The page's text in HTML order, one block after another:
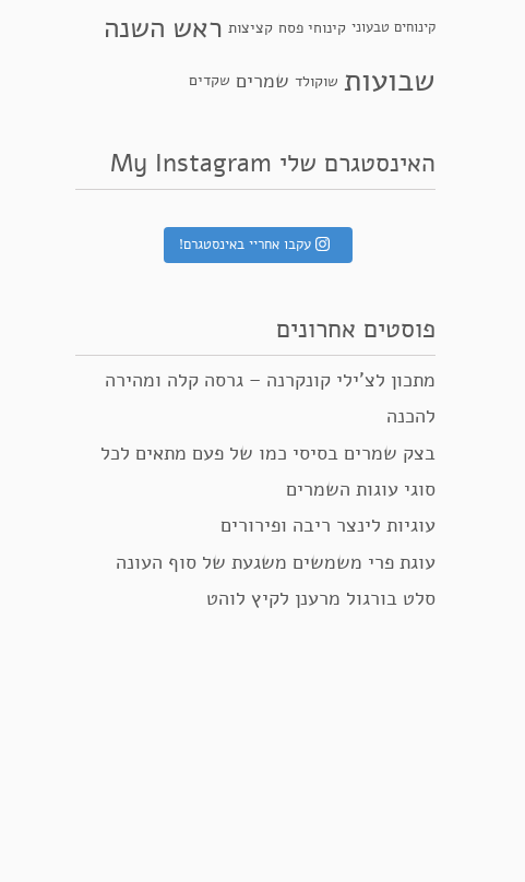
קינוחים טבעוני קינוחי פסח קציצות ראש השנה
שבועות שוקולד שמרים שקדים
האינסטגרם שלי My Instagram
עקבו אחריי באינסטגרם!
פוסטים אחרונים
מתכון לצ’ילי קונקרנה – גרסה קלה ומהירה
להכנה
בצק שמרים בסיסי כמו של פעם מתאים לכל
סוגי עוגות השמרים
עוגיות לינצר ריבה ופירורים
עוגת פרי משמשים משגעת של סוף העונה
סלט בורגול מרענן לקיץ לוהט